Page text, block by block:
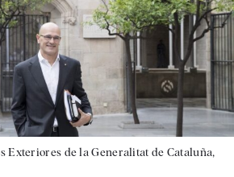
Exteriores de la Generalitat de Cataluña,